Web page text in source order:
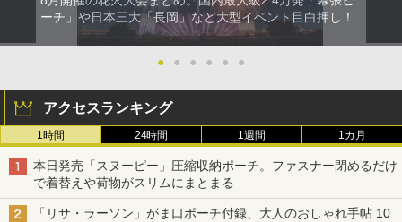
ーチ」や日本三大「長岡」など大型イベント目白押し！
● ● ● ● ● ●
アクセスランキング
1時間 24時間 1週間 1カ月
本日発売「スヌーピー」圧縮収納ポーチ。ファスナー閉めるだけ
で着替えや荷物がスリムにまとまる
「リサ・ラーソン」がま口ポーチ付録、大人のおしゃれ手帖 10